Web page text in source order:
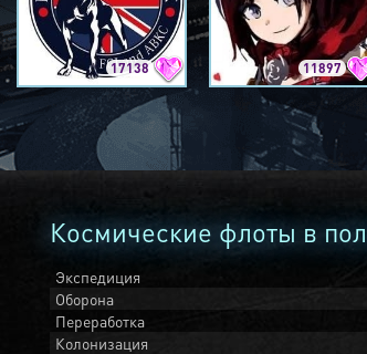
17138 11897
Космические флоты в
Экспедиция
Оборона
Переработка
Колонизация